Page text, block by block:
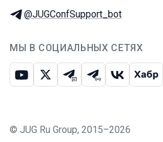
Телеграм:
@JUGConfSupport_bot
МЫ В СОЦИАЛЬНЫХ СЕТЯХ
ЮтубИкс Телеграм-чат
Телеграм-канал
ВКонтакте
Хабр
© JUG Ru Group, 2015–2026